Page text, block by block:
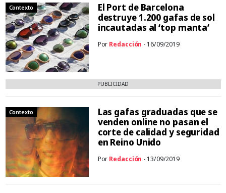
Contexto
El Port de Barcelona
destruye 1.200 gafas de sol
incautadas al ‘top manta’
Por Redacción - 16/09/2019
PUBLICIDAD
Contexto
Las gafas graduadas que se
venden online no pasan el
corte de calidad y seguridad
en Reino Unido
Por Redacción - 13/09/2019